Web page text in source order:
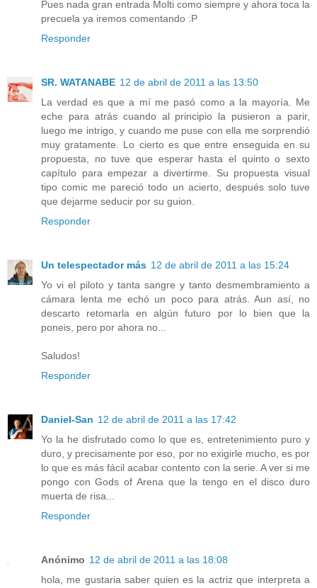
Pues nada gran entrada Molti como siempre y ahora toca la
precuela ya iremos comentando :P
Responder
SR. WATANABE 12 de abril de 2011 a las 13:50
La verdad es que a mí me pasó como a la mayoría. Me
eche para atrás cuando al principio la pusieron a parir,
luego me intrigo, y cuando me puse con ella me sorprendió
muy gratamente. Lo cierto es que entre enseguida en su
propuesta, no tuve que esperar hasta el quinto o sexto
capítulo para empezar a divertirme. Su propuesta visual
tipo comic me pareció todo un acierto, después solo tuve
que dejarme seducir por su guion.
Responder
Un telespectador más 12 de abril de 2011 a las 15:24
Yo vi el piloto y tanta sangre y tanto desmembramiento a
cámara lenta me echó un poco para atrás. Aun así, no
descarto retomarla en algún futuro por lo bien que la
poneis, pero por ahora no...
Saludos!
Responder
Daniel-San 12 de abril de 2011 a las 17:42
Yo la he disfrutado como lo que es, entretenimiento puro y
duro, y precisamente por eso, por no exigirle mucho, es por
lo que es más fácil acabar contento con la serie. A ver si me
pongo con Gods of Arena que la tengo en el disco duro
muerta de risa...
Responder
Anónimo 12 de abril de 2011 a las 18:08
hola, me gustaria saber quien es la actriz que interpreta a